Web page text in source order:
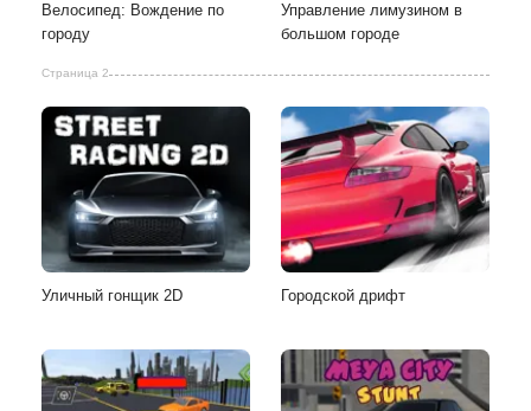
Велосипед: Вождение по
городу
Управление лимузином в
большом городе
Страница 2
Уличный гонщик 2D Городской дрифт